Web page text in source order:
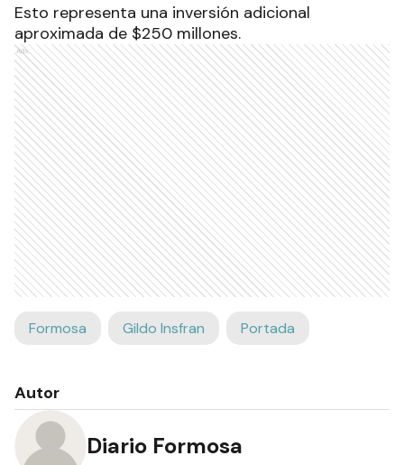
Esto representa una inversión adicional
aproximada de $250 millones.
Ads
Formosa Gildo Insfran Portada
Autor
Diario Formosa